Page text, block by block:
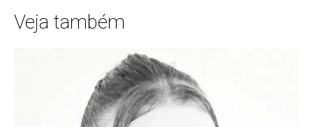
Veja também